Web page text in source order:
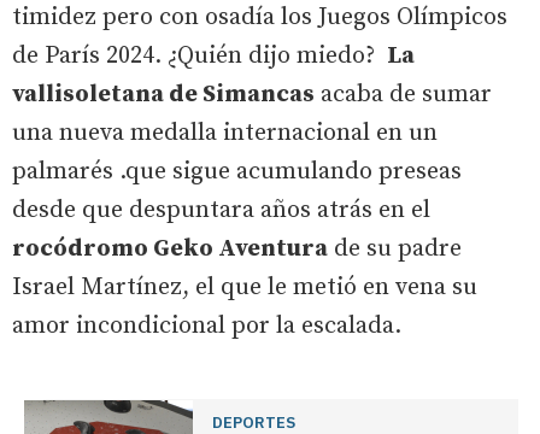
timidez pero con osadía los Juegos Olímpicos
de París 2024. ¿Quién dijo miedo? La
vallisoletana de Simancas acaba de sumar
una nueva medalla internacional en un
palmarés .que sigue acumulando preseas
desde que despuntara años atrás en el
rocódromo Geko Aventura de su padre
Israel Martínez, el que le metió en vena su
amor incondicional por la escalada.
DEPORTES